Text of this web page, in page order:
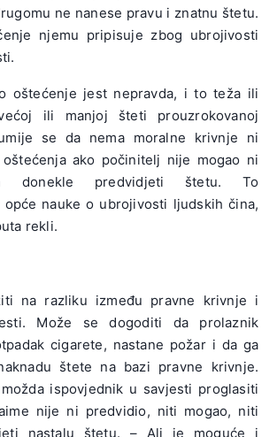
ne nanese pravu i znatnu štetu.
njemu pripisuje zbog ubrojivosti
oštećenje jest nepravda, i to teža ili
ili manjoj šteti prouzrokovanoj
se da nema moralne krivnje ni
ako počinitelj nije mogao ni
donekle predvidjeti štetu. To
opće nauke o ubrojivosti ljudskih čina,
rekli.
na razliku između pravne krivnje i
Može se dogoditi da prolaznik
cigarete, nastane požar i da ga
štete na bazi pravne krivnje.
ispovjednik u savjesti proglasiti
nije ni predvidio, niti mogao, niti
nastalu štetu. – Ali je moguće i